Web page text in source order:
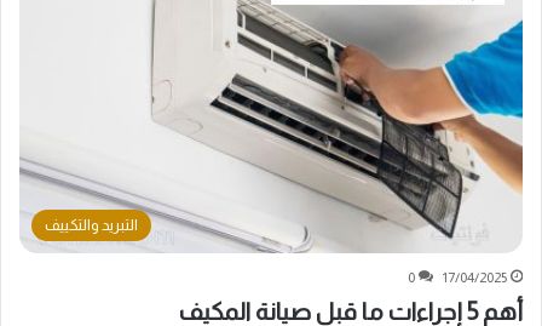
التبريد والتكييف
17/04/2025
0
أهم 5 إجراءات ما قبل صيانة المكيف